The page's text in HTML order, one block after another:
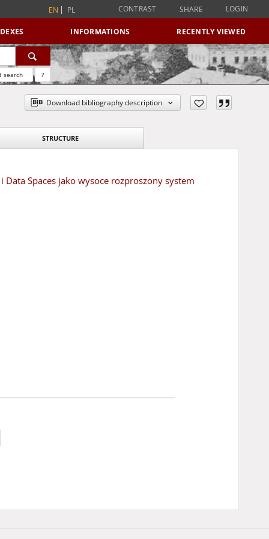
EN PL CONTRAST SHARE LOGIN
INFORMATIONS RECENTLY VIEWED
search ?
Download bibliography description
STRUCTURE
Spaces jako wysoce rozproszony system